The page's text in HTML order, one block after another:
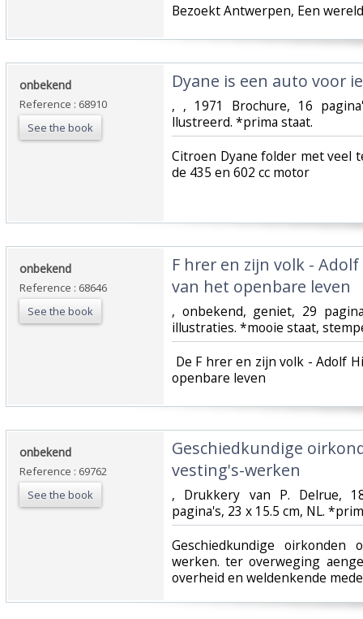
‎Bezoekt Antwerpen, Een
‎onbekend‎
Reference : 68910
See the book
‎Dyane is een auto voor
‎, , 1971 Brochure, 16
llustreerd. *prima staat.‎
‎Citroen Dyane folder met veel
de 435 en 602 cc motor ‎
‎onbekend‎
Reference : 68646
See the book
‎F hrer en zijn volk -
van het openbare leven‎
‎, onbekend, geniet, 29
illustraties. *mooie staat,
De F hrer en zijn volk - Adolf
openbare leven ‎
‎onbekend‎
Reference : 69762
See the book
‎Geschiedkundige
vesting's-werken ‎
‎, Drukkery van P. Delrue,
pagina's, 23 x 15.5 cm, NL.
‎Geschiedkundige oirkonden
werken. ter overweging
overheid en weldenkende